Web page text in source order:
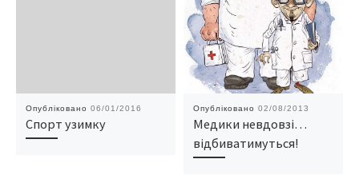
Опубліковано 06/01/2016
Спорт узимку
Опубліковано 02/08/2013
Медики невдовзі…
відбиватимуться!